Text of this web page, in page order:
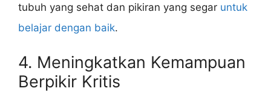
tubuh yang sehat dan pikiran yang segar untuk
belajar dengan baik.
4. Meningkatkan Kemampuan
Berpikir Kritis